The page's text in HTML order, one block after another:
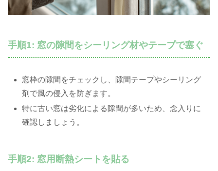
手順1: 窓の隙間をシーリング材やテープで塞ぐ
窓枠の隙間をチェックし、隙間テープやシーリング
剤で風の侵入を防ぎます。
特に古い窓は劣化による隙間が多いため、念入りに
確認しましょう。
手順2: 窓用断熱シートを貼る